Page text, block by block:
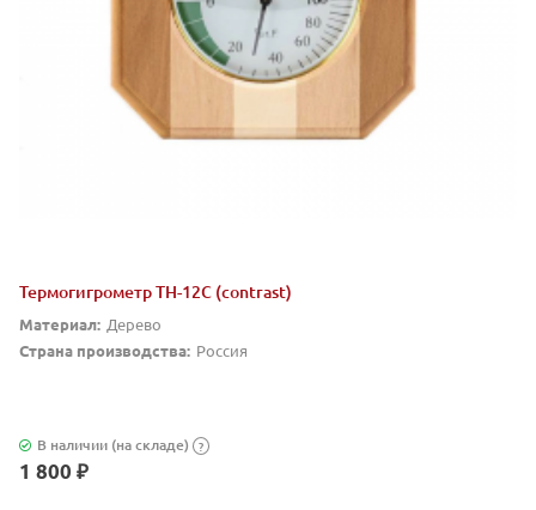
Термогигрометр TH-12C (contrast)
Материал: Дерево
Страна производства: Россия
В наличии (на складе) ?
1 800 ₽